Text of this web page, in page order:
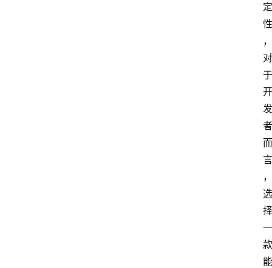
定
性
，
对
于
开
发
者
而
言
，
选
择
一
款
能